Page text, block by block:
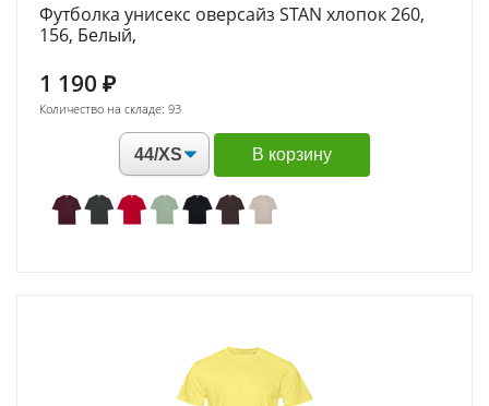
Футболка унисекс оверсайз STAN хлопок 260,
156, Белый,
1 190 ₽
Количество на складе: 93
В корзину